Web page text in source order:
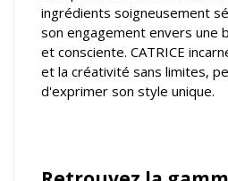
ingrédients soigneusement
son engagement envers une
et consciente. CATRICE
et la créativité sans limites,
d'exprimer son style unique.